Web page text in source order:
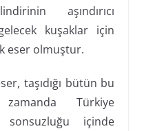
aşındırıcı
kuşaklar için
eser olmuştur.
taşıdığı bütün bu
Türkiye
sonsuzluğu içinde